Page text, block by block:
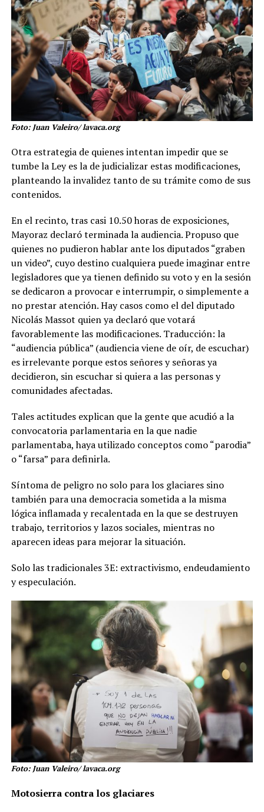
Foto: Juan Valeiro/ lavaca.org
Otra estrategia de quienes intentan impedir que se
tumbe la Ley es la de judicializar estas modificaciones,
planteando la invalidez tanto de su trámite como de sus
contenidos.
En el recinto, tras casi 10.50 horas de exposiciones,
Mayoraz declaró terminada la audiencia. Propuso que
quienes no pudieron hablar ante los diputados “graben
un video”, cuyo destino cualquiera puede imaginar entre
legisladores que ya tienen definido su voto y en la sesión
se dedicaron a provocar e interrumpir, o simplemente a
no prestar atención. Hay casos como el del diputado
Nicolás Massot quien ya declaró que votará
favorablemente las modificaciones. Traducción: la
“audiencia pública” (audiencia viene de oír, de escuchar)
es irrelevante porque estos señores y señoras ya
decidieron, sin escuchar si quiera a las personas y
comunidades afectadas.
Tales actitudes explican que la gente que acudió a la
convocatoria parlamentaria en la que nadie
parlamentaba, haya utilizado conceptos como “parodia”
o “farsa” para definirla.
Síntoma de peligro no solo para los glaciares sino
también para una democracia sometida a la misma
lógica inflamada y recalentada en la que se destruyen
trabajo, territorios y lazos sociales, mientras no
aparecen ideas para mejorar la situación.
Solo las tradicionales 3E: extractivismo, endeudamiento
y especulación.
Foto: Juan Valeiro/ lavaca.org
Motosierra contra los glaciares